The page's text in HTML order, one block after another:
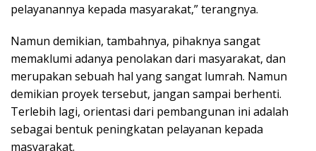
pelayanannya kepada masyarakat,” terangnya.
Namun demikian, tambahnya, pihaknya sangat
memaklumi adanya penolakan dari masyarakat, dan
merupakan sebuah hal yang sangat lumrah. Namun
demikian proyek tersebut, jangan sampai berhenti.
Terlebih lagi, orientasi dari pembangunan ini adalah
sebagai bentuk peningkatan pelayanan kepada
masyarakat.